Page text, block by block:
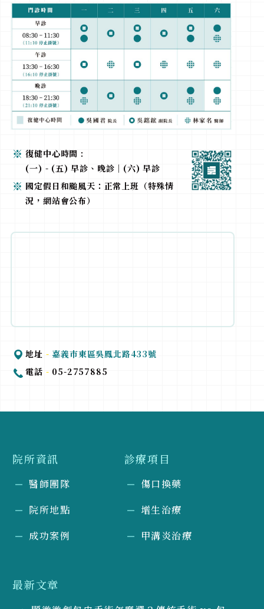
復健中心時間 :
(一) - (五) 早診、晚診｜(六) 早診
國定假日和颱風天：正常上班（特殊情
況，網站會公布）
地址 - 嘉義巿東區吳鳳北路433號
電話 - 05-2757885
院所資訊
醫師團隊
院所地點
成功案例
診療項目
傷口換藥
增生治療
甲溝炎治療
最新文章